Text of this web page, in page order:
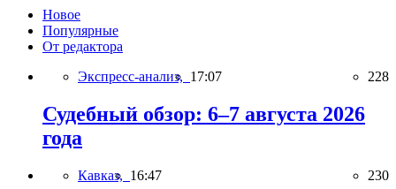
Новое
Популярные
От редактора
Экспресс-анализ, 17:07 228
Судебный обзор: 6–7 августа 2026
года
Кавказ, 16:47 230